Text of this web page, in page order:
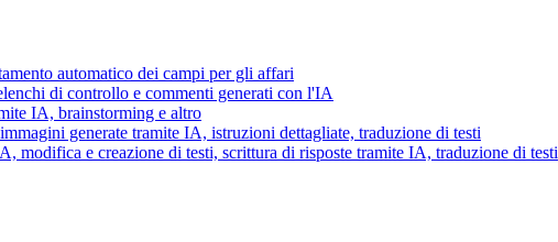
automatico dei campi per gli affari
di controllo e commenti generati con l'IA
IA, brainstorming e altro
generate tramite IA, istruzioni dettagliate, traduzione di testi
modifica e creazione di testi, scrittura di risposte tramite IA, traduzione di testi